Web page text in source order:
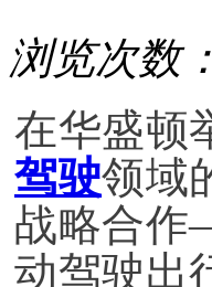
浏览次数
在华盛顿
驾驶领域
战略合作
动驾驶出